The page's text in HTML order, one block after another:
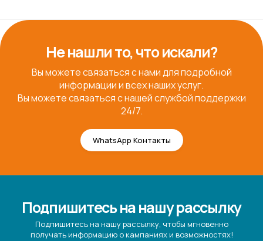
Не нашли то, что искали?
Вы можете связаться с нами для подробной
информации и всех наших услуг.
Вы можете связаться с нашей службой поддержки
24/7.
WhatsApp Контакты
Подпишитесь на нашу рассылку
Подпишитесь на нашу рассылку, чтобы мгновенно
получать информацию о кампаниях и возможностях!